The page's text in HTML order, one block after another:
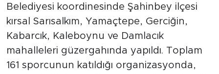
Belediyesi koordinesinde Şahinbey ilçesi
kırsal Sarısalkım, Yamaçtepe, Gerciğin,
Kabarcık, Kaleboynu ve Damlacık
mahalleleri güzergahında yapıldı. Toplam
161 sporcunun katıldığı organizasyonda,